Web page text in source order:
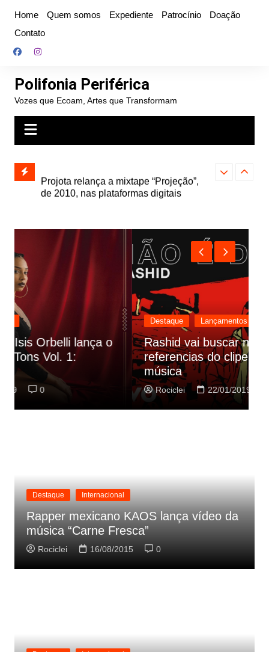
conteúdo
Home Quem somos Expediente Patrocínio
Doação
Contato
Polifonia Periférica
Vozes que Ecoam, Artes que Transformam
e abre
autoral,
de 2010, nas plataformas digitais
Farofa
Destaque Lançamentos
Rashid vai buscar nos HQs as
referencias do clipe de sua nova
música
Rociclei 22/01/2019 0
Destaque Internacional
Rapper mexicano KAOS lança vídeo da
música “Carne Fresca”
Rociclei 16/08/2015 0